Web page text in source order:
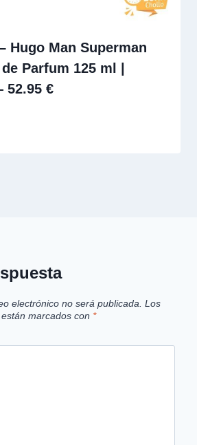
Hugo Man Superman
Parfum 125 ml |
€
electrónico no será publicada. Los
marcados con *